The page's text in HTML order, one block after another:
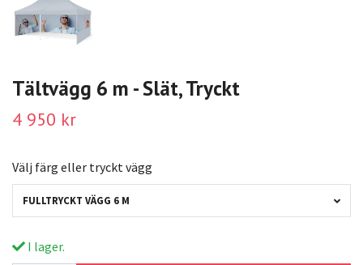
Tältvägg 6 m - Slät, Tryckt
4 950 kr
Välj färg eller tryckt vägg
FULLTRYCKT VÄGG 6 M
I lager.